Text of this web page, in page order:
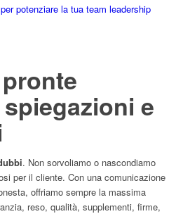
potenziare la tua team leadership
e
. Non sorvoliamo o nascondiamo
per il cliente. Con una comunicazione
offriamo sempre la massima
reso, qualità, supplementi, firme,